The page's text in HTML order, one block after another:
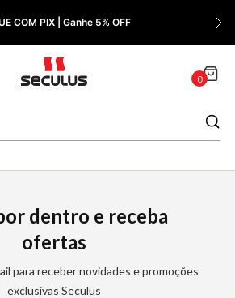
COM PIX | Ganhe 5% OFF
0
dentro e receba
ofertas
para receber novidades e promoções
exclusivas Seculus